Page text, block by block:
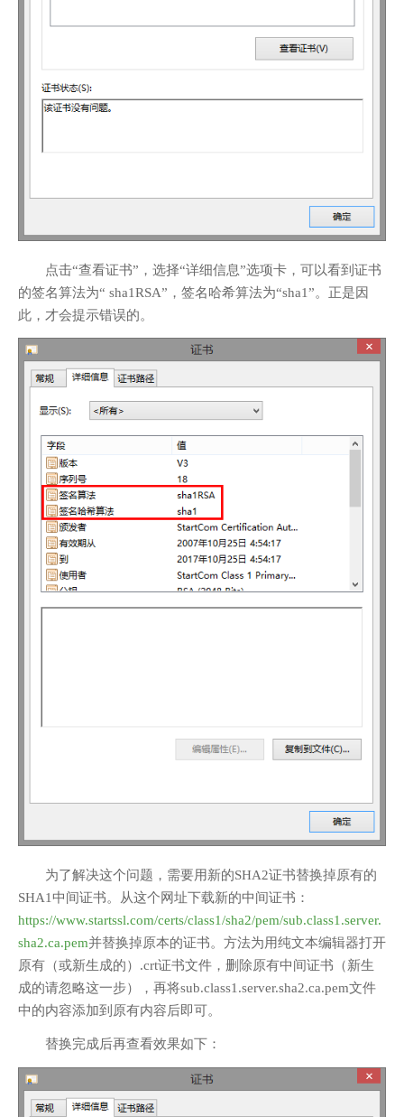
点击“查看证书”，选择“详细信息”选项卡，可以看到证书
的签名算法为“ sha1RSA”，签名哈希算法为“sha1”。正是因
此，才会提示错误的。
为了解决这个问题，需要用新的SHA2证书替换掉原有的
SHA1中间证书。从这个网址下载新的中间证书：
https://www.startssl.com/certs/class1/sha2/pem/sub.class1.server.
sha2.ca.pem并替换掉原本的证书。方法为用纯文本编辑器打开
原有（或新生成的）.crt证书文件，删除原有中间证书（新生
成的请忽略这一步），再将sub.class1.server.sha2.ca.pem文件
中的内容添加到原有内容后即可。
替换完成后再查看效果如下：